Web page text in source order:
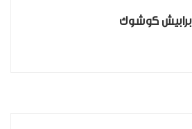
برابيش كوشوك